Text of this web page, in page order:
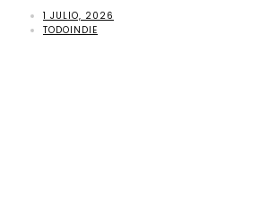
1 JULIO, 2026
TODOINDIE